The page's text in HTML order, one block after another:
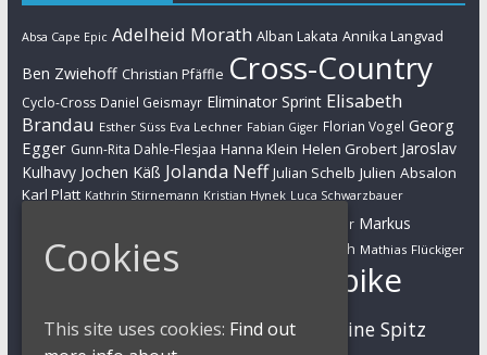
Absa Cape Epic Adelheid Morath Alban Lakata Annika Langvad
Ben Zwiehoff Christian Pfäffle Cross-Country
Cyclo-Cross Daniel Geismayr Eliminator Sprint Elisabeth
Brandau Esther Süss Eva Lechner Fabian Giger Florian Vogel Georg
Egger Gunn-Rita Dahle-Flesjaa Hanna Klein Helen Grobert Jaroslav
Kulhavy Jochen Käß Jolanda Neff Julian Schelb Julien Absalon
Karl Platt Kathrin Stirnemann Kristian Hynek Luca Schwarzbauer
Markus Bauer Markus
Kaufmann Markus Schulte-Lünzum Martin Gluth Mathias Flückiger
Mountainbike
MTB Nadine Rieder Nino Schurter Sabine Spitz
Cookies
This site uses cookies: Find out